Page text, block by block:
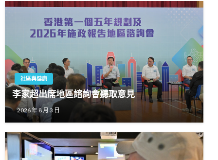
社區與健康
李家超出席地區諮詢會聽取意見
2026 年 8 月 3 日